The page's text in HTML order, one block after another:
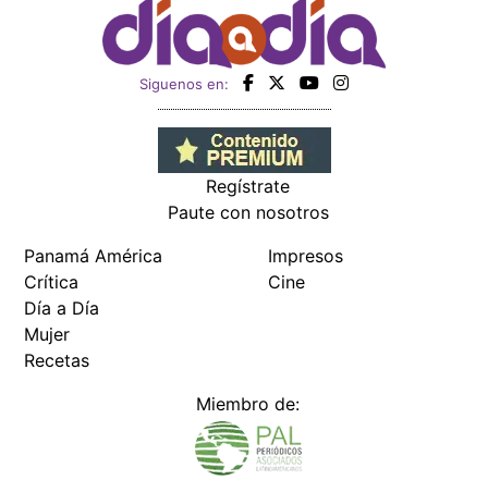
Siguenos en:
Regístrate
Paute con nosotros
Panamá América
Crítica
Día a Día
Mujer
Recetas
Impresos
Cine
Miembro de: